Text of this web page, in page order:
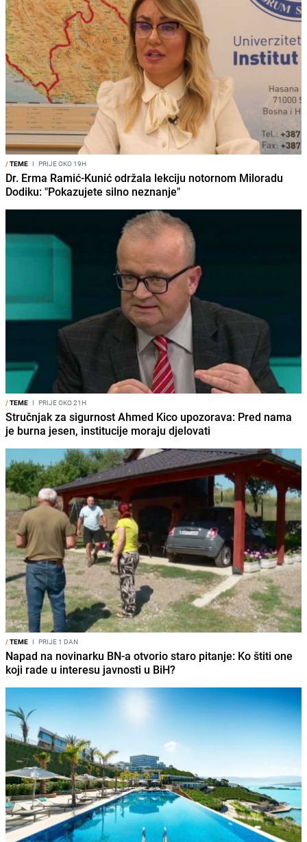
/TEME I PRIJE OKO 19H
Dr. Erma Ramić-Kunić održala lekciju notornom Miloradu
Dodiku: "Pokazujete silno neznanje"
/TEME I PRIJE OKO 21H
Stručnjak za sigurnost Ahmed Kico upozorava: Pred nama
je burna jesen, institucije moraju djelovati
/TEME I PRIJE 1 DAN
Napad na novinarku BN-a otvorio staro pitanje: Ko štiti one
koji rade u interesu javnosti u BiH?